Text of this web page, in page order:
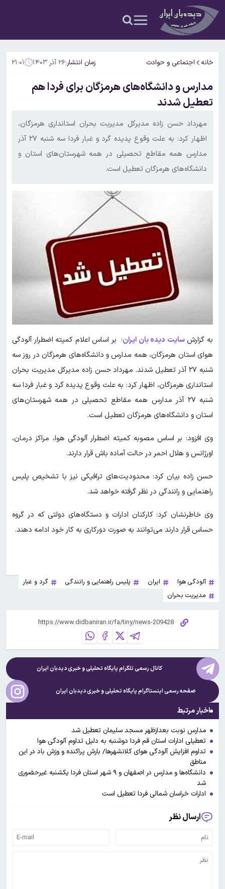
خانه اجتماعی و حوادث زمان انتشار:۲۶ آذر ۱۴۰۳ ۲۱:۰۱
مدارس و دانشگاه‌های هرمزگان برای فردا هم
تعطیل شدند
مهرداد حسن زاده مدیرکل مدیریت بحران استانداری هرمزگان،
اظهار کرد: به علت وقوع پدیده گرد و غبار فردا سه شنبه ۲۷ آذر
مدارس همه مقاطع تحصیلی در همه شهرستان‌های استان و
دانشگاه‌های هرمزگان تعطیل است.
به گزارشسایت دیده بان ایران؛ بر اساس اعلام کمیته اضطرار آلودگی
هوای استان هرمزگان، همه مدارس و دانشگاه‌های هرمزگان در روز سه
شنبه ۲۷ آذر تعطیل شدند. مهرداد حسن زاده مدیرکل مدیریت بحران
استانداری هرمزگان، اظهار کرد: به علت وقوع پدیده گرد و غبار فردا سه
شنبه ۲۷ آذر مدارس همه مقاطع تحصیلی در همه شهرستان‌های
استان و دانشگاه‌های هرمزگان تعطیل است.
وی افزود: بر اساس مصوبه کمیته اضطرار آلودگی هوا، مراکز درمان،
اورژانس و هلال احمر در حالت آماده باش قرار دارند.
حسن زاده بیان کرد: محدودیت‌های ترافیکی نیز با تشخیص پلیس
راهنمایی و رانندگی در نظر گرفته خواهد شد.
وی خاطرنشان کرد: کارکنان ادارات و دستگاه‌های دولتی که در گروه
حساس قرار دارند می‌توانند به صورت دورکاری به کار خود ادامه دهند.
آلودگی هوا ایران پلیس راهنمایی و رانندگی
گرد و غبار
مدیریت بحران
کانال رسمی تلگرام پایگاه تحلیلی و خبریدیدبان ایران
صفحه رسمی اینستاگرام پایگاه تحلیلی و خبریدیدبان ایران
اخبار مرتبط
مدارس نوبت بعدازظهر مسجد سلیمان تعطیل شد
تعطیلی ادارات استان قم فردا دوشنبه به دلیل تداوم آلودگی هوا
تداوم افزایش آلودگی هوای کلانشهرها/ بارش‌ پراکنده و وزش باد در این
مناطق
دانشگاه‌ها و مدارس در اصفهان و ۹ شهر استان فردا یکشنبه غیرحضوری
شد
ادارات خراسان شمالی فردا تعطیل است
ارسال نظر